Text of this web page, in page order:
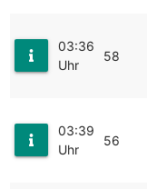
03:36
Uhr
58
03:39
Uhr
56